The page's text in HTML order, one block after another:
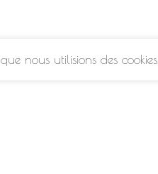
nous utilisions des cookies.